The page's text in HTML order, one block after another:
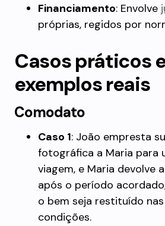
Financiamento: Envolve
próprias, regidos por
Casos práticos
exemplos reais
Comodato
Caso 1: João empresta
fotográfica a Maria para
viagem, e Maria devolve
após o período
o bem seja restituído
condições.